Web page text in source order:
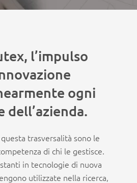
l’impulso
ogni
dell’azienda.
trasversalità sono le
di chi le gestisce.
in tecnologie di nuova
utilizzate nella ricerca,